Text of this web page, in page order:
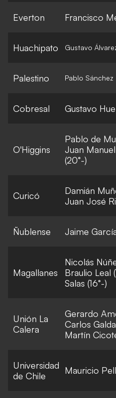
Everton Francisco
Huachipato Gustavo
Palestino Pablo Sánchez
Cobresal Gustavo
O'Higgins
Pablo de
Juan
(20°-)
Curicó
Damián
Juan José
Ñublense Jaime
Magallanes
Nicolás
Braulio Leal
Salas (16°-)
Unión La
Calera
Gerardo
Carlos
Martín
Universidad
de Chile
Mauricio